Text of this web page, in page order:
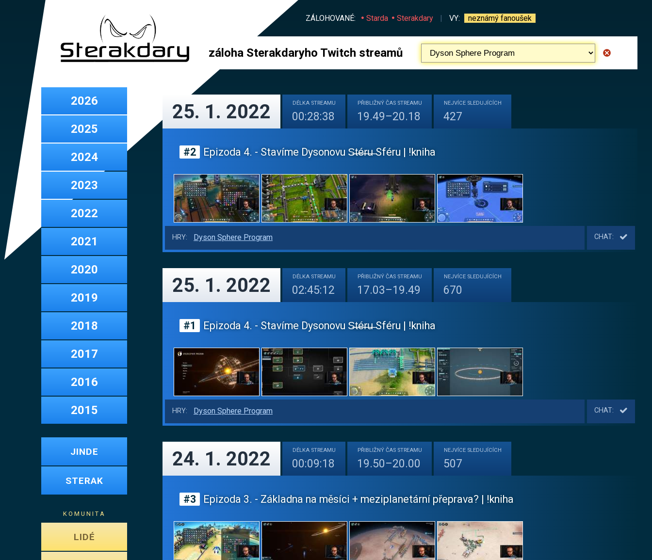
ZÁLOHOVANÉ: Starda Sterakdary | VY: neznámý fanoušek
záloha Sterakdaryho Twitch streamů
2026
2025
2024
2023
2022
2021
2020
2019
2018
2017
2016
2015
JINDE
STERAK
KOMUNITA
LIDÉ
25. 1. 2022 DÉLKA STREAMU
00:28:38
PŘIBLIŽNÝ ČAS STREAMU
19.49–20.18
NEJVÍCE SLEDUJÍCÍCH
427
#2 Epizoda 4. - Stavíme Dysonovu S̶t̶é̶r̶u̶ Sféru | !kniha
HRY: Dyson Sphere Program CHAT:
25. 1. 2022 DÉLKA STREAMU
02:45:12
PŘIBLIŽNÝ ČAS STREAMU
17.03–19.49
NEJVÍCE SLEDUJÍCÍCH
670
#1 Epizoda 4. - Stavíme Dysonovu S̶t̶é̶r̶u̶ Sféru | !kniha
HRY: Dyson Sphere Program CHAT:
24. 1. 2022 DÉLKA STREAMU
00:09:18
PŘIBLIŽNÝ ČAS STREAMU
19.50–20.00
NEJVÍCE SLEDUJÍCÍCH
507
#3 Epizoda 3. - Základna na měsíci + meziplanetární přeprava? | !kniha